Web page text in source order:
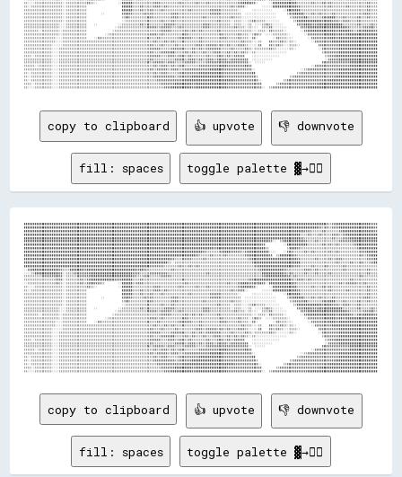
▒▒░░░░▒▒▒▒▒▒▒▒▒▒▒▒▒▒▒▒░░▒▒▒▒▒▒▒▒▒▒▒▒▓▓▒▒░░            ░░██████▒▒▒▒▒▒▒▒▒▒▒▒▓▓▓▓▒▒▒▒▒▒▒▒▒▒▓▓▒▒▒▒▒▒▒▒▓▓▒▒▒▒▓▓▒▒▒▒▒▒▒▒▒▒▒▒▒▒▒▒▓▓██████▓▓░░      ░░██████████████▒▒▒▒▒▒▒▒▓▓▒▒▒▒▓▓▒▒▓▓▒▒▒▒▒▒▒▒▒▒▒▒▒▒▒▒▒▒▒▒▓▓▒▒▒▒
▒▒░░▒▒▒▒▒▒▒▒▒▒▒▒▒▒▒▒▒▒░░▒▒▒▒▒▒▒▒▒▒▒▒                    ██████▒▒▒▒▓▓▒▒▒▒▒▒▓▓▓▓▒▒▓▓▒▒▒▒▒▒▒▒▒▒▒▒▒▒▒▒▒▒▒▒▒▒▒▒▒▒▒▒▒▒▒▒▒▒▒▒▓▓▒▒▓▓▓▓░░        ░░░░░░██████████████▓▓▒▒▒▒▒▒▒▒▒▒▒▒▒▒▒▒▓▓▒▒▒▒▒▒▒▒▓▓▒▒▒▒▒▒▒▒▒▒▓▓▒▒▒▒
▒▒▒▒▒▒▒▒▒▒▒▒▒▒▒▒▒▒▒▒▒▒░░▒▒▒▒▒▒▒▒▒▒▒▒                    ██████▒▒▒▒▓▓▒▒▒▒▓▓▒▒▒▒▓▓▒▒▒▒▒▒▒▒▒▒▒▒▒▒▓▓▒▒▒▒▒▒▒▒▒▒▓▓▓▓▓▓▒▒▒▒▒▒▒▒▒▒░░      ░░░░░░░░░░░░      ░░████████▒▒▒▒▒▒▒▒▒▒▒▒▒▒▒▒▒▒▒▒▒▒▒▒▒▒▒▒▒▒▒▒▒▒▒▒▒▒▓▓▒▒▒▒
▒▒▒▒▒▒▒▒▒▒▒▒▒▒▒▒▒▒▒▒▒▒░░▒▒▒▒▒▒▒▒▒▒▒▒        ░░          ▓▓██▓▓▒▒▒▒▒▒▓▓▒▒▓▓▒▒▒▒▒▒▒▒▒▒▓▓▓▓▒▒▒▒▒▒▒▒▒▒▒▒▒▒▒▒▒▒▓▓▓▓▓▓▒▒▒▒▒▒▒▒▒▒▒▒  ░░░░░░░░░░░░░░░░░░      ▒▒▓▓██████▒▒▒▒▓▓▒▒▓▓▒▒▒▒▒▒▓▓▒▒▒▒▒▒▒▒▒▒▒▒▒▒▒▒▓▓▓▓▒▒▒▒
▒▒▒▒▒▒▒▒▒▒▒▒▒▒▒▒▒▒▒▒▒▒░░▒▒▒▒▒▒▒▒▒▒▒▒                    ▒▒██▒▒▒▒▒▒▒▒▒▒▓▓▓▓▒▒▒▒▒▒▒▒▒▒▓▓▓▓▒▒▒▒▒▒▒▒▒▒▒▒▒▒▓▓▒▒▒▒▒▒▒▒▒▒▒▒▒▒▓▓▒▒▒▒░░░░░░░░░░░░░░░░░░░░        ▒▒▓▓▓▓▓▓██▒▒▒▒▒▒▒▒▓▓▓▓████▒▒▒▒▓▓▒▒▒▒▒▒▓▓▒▒▒▒▓▓▒▒▒▒
▒▒▒▒▒▒▒▒▒▒▒▒▒▒▒▒▒▒▒▒▒▒░░▒▒▒▒▒▒▒▒▒▒▒▒                    ░░▒▒▒▒▒▒▒▒▒▒▒▒▓▓▒▒▒▒▒▒▓▓▒▒▒▒▓▓▒▒▒▒▒▒▒▒▒▒▒▒▒▒▒▒▒▒▒▒▒▒▒▒▓▓▒▒▒▒▒▒░░▒▒▒▒░░░░▒▒▓▓▒▒▒▒▒▒░░░░░░░░        ▒▒██████████████▓▓████▓▓▓▓▒▒▓▓▓▓▒▒▒▒▓▓▒▒▒▒▒▒▒▒▒▒
▒▒▒▒▒▒▒▒▒▒▒▒▒▒▒▒▒▒▒▒░░░░▒▒▒▒▒▒▒▒▒▒▒▒    ░░            ░░▒▒▒▒▒▒▒▒▒▒▓▓▒▒▓▓▒▒▒▒▒▒▒▒▓▓▓▓▓▓▒▒▒▒▒▒▒▒▒▒▒▒▒▒▒▒▓▓▓▓▒▒▒▒▒▒▒▒▒▒▒▒░░▒▒▒▒░░░░▒▒  ░░░░▒▒▓▓▒▒░░░░░░        ▓▓▓▓████▓▓▓▓██▓▓██████████▒▒▒▒▒▒▒▒▓▓▒▒▒▒▒▒▓▓▒▒
▒▒▒▒▒▒▒▒▒▒▒▒▒▒▒▒▒▒▒▒░░░░▒▒▒▒▒▒▒▒▒▒▒▒                ░░▒▒▒▒▒▒▒▒▒▒▒▒▒▒▒▒▓▓▓▓▓▓▒▒▓▓▓▓▓▓▒▒▒▒▓▓▒▒▒▒▒▒▒▒▒▒▒▒▓▓▓▓▒▒▒▒▒▒▒▒▒▒▒▒▒▒▓▓▒▒▒▒░░▒▒░░░░  ▒▒▒▒▓▓░░░░░░░░        ▓▓▓▓██████████████████████▓▓▒▒▒▒▒▒▒▒▓▓▓▓██▒▒
▒▒▒▒▒▒▒▒░░▒▒▒▒▒▒▒▒▒▒░░▒▒▒▒▒▒▒▒▒▒▒▒▒▒              ░░▒▒▒▒▒▒▒▒▒▒▒▒▒▒▒▒▒▒▒▒▒▒▒▒▒▒▓▓▓▓▓▓▒▒▒▒▒▒▒▒▓▓▒▒▓▓▒▒▓▓▒▒▒▒▒▒▒▒▓▓▒▒▒▒▒▒▒▒▒▒▒▒▒▒▒▒▒▒░░░░▒▒▒▒░░▓▓▒▒▒▒▒▒░░        ░░▓▓████████████████▓▓██████▓▓▒▒▓▓▓▓██████▓▓
▒▒▒▒▒▒▒▒▒▒▒▒▒▒▒▒▒▒▒▒░░▒▒▒▒▒▒▒▒▒▒▒▒▒▒          ░░▒▒▒▒▒▒▒▒▒▒▒▒▒▒▒▒▒▒▒▒▒▒▒▒▓▓▓▓▒▒▓▓▒▒▒▒▒▒▒▒▒▒▓▓▓▓▒▒▒▒▒▒▒▒▒▒▒▒▒▒▒▒▒▒▓▓▒▒▒▒▒▒▒▒▓▓▒▒▒▒░░▒▒▓▓▒▒  ░░░░▒▒▒▒▒▒▒▒░░        ░░▓▓▓▓▓▓▓▓▓▓██████▓▓██▓▓██████████████████
▒▒▒▒▒▒▒▒▒▒▒▒▒▒▒▒▒▒░░░░▒▒▒▒▒▒▒▒▒▒▒▒▒▒    ░░▓▓▒▒▒▒▒▒▒▒▒▒▒▒▒▒▒▒▒▒▒▒▒▒▒▒▒▒▓▓▒▒▒▒▓▓▒▒▒▒▒▒▒▒▒▒▓▓▓▓▓▓▓▓▒▒▒▒▓▓▒▒▒▒▒▒▒▒▒▒▓▓▓▓▒▒▒▒▒▒▓▓▒▒▒▒░░▓▓░░        ░░▓▓▒▒▒▒░░░░        ░░▓▓▓▓▓▓▓▓▓▓████▓▓██████████████████████
▒▒▒▒▒▒▒▒▒▒▒▒▒▒▒▒▒▒░░░░▒▒▒▒▒▒▒▒▒▒▒▒▒▒▒▒▒▒▒▒▒▒▒▒▒▒▒▒▒▒▒▒▒▒▒▒▒▒▒▒▒▒▒▒▒▒▒▒▒▒▒▒▓▓▒▒▒▒▓▓▒▒▓▓▒▒▒▒▓▓▒▒▒▒▒▒▒▒▓▓▒▒▒▒▒▒▒▒▒▒▒▒▒▒▒▒▒▒▒▒▒▒▓▓▒▒▒▒░░░░▒▒    ▓▓▒▒▒▒▓▓▒▒░░▒▒░░        ░░▓▓▓▓▓▓▓▓▓▓██████████████████████████
▒▒▒▒▒▒▒▒▒▒▒▒▒▒▒▒░░░░░░▒▒▒▒▒▒▒▒▒▒▒▒▒▒▒▒▒▒▒▒▒▒▒▒▒▒▒▒▒▒▒▒▒▒▒▒▒▒▒▒▒▒▒▒▒▒▒▒▒▒▓▓▒▒▒▒▓▓▒▒▒▒▒▒▓▓▒▒▒▒▒▒▒▒▒▒▓▓▓▓▒▒▓▓▓▓▓▓▒▒▓▓▒▒▓▓▒▒▒▒▓▓▓▓▒▒░░░░░░▓▓    ▓▓▒▒▓▓▒▒░░░░▒▒▒▒░░          ▓▓▓▓▓▓▓▓▓▓▓▓██████████████████████
▒▒▒▒▒▒▒▒▒▒▒▒▒▒▒▒░░░░▒▒▒▒▒▒▒▒▒▒▒▒▒▒▒▒▒▒▒▒▒▒▒▒▒▒▒▒▒▒▒▒▒▒▒▒▒▒▒▒▒▒▒▒▒▒▒▒▒▒▒▒▓▓▓▓▓▓▒▒▒▒▒▒▓▓▓▓▓▓▓▓▒▒▒▒▓▓▒▒▓▓▒▒▓▓▓▓▓▓▓▓▒▒▒▒▒▒▓▓▒▒▒▒▒▒▓▓▒▒░░▒▒▒▒▒▒▒▒▓▓▒▒░░░░░░░░▒▒░░            ░░▓▓▓▓▓▓▓▓▓▓██████████████████████
▒▒▒▒▒▒▒▒▒▒▒▒▒▒▒▒░░░░▒▒▒▒▒▒▒▒▒▒▒▒▒▒▒▒▒▒▒▒▒▒▒▒▒▒▒▒▒▒▒▒▒▒▒▒▒▒▒▒▒▒▒▒▒▒▒▒▒▒▒▒▓▓▒▒▒▒▓▓▓▓▓▓██▒▒▒▒▒▒▓▓▒▒▓▓▒▒▒▒▓▓▒▒▒▒▓▓▓▓▒▒▒▒▓▓▒▒▓▓▒▒▓▓▒▒░░▒▒░░░░░░░░░░░░░░░░░░                    ▒▒▓▓▓▓▓▓▓▓██████████████████████
▒▒▒▒░░▒▒▒▒▒▒▒▒▒▒░░░░▒▒▒▒▒▒▒▒▒▒▒▒▒▒▒▒▒▒▒▒▒▒▒▒▒▒▒▒▒▒▒▒▒▒▒▒▒▒▒▒▒▒▒▒▒▒▒▒▒▒▒▒▓▓▓▓▓▓▒▒▒▒▓▓▓▓▒▒▓▓▓▓▒▒▓▓▒▒▒▒▒▒▒▒▓▓▒▒▒▒▓▓▓▓▒▒▓▓▒▒▓▓▓▓▓▓    ░░░░░░░░░░░░░░░░                          ▒▒▓▓▓▓████████████████████████
▒▒▒▒▒▒▒▒▒▒▒▒▒▒▒▒░░░░▒▒▒▒▒▒▒▒▒▒▒▒▒▒▒▒▒▒▒▒▒▒▒▒▒▒▒▒▒▒▒▒▒▒▒▒▒▒▒▒▒▒▒▒▒▒▒▒▒▒▒▒▓▓▒▒▒▒▒▒▒▒▒▒▒▒▓▓▓▓▓▓▒▒▓▓▓▓▒▒▓▓▒▒▓▓▓▓▒▒▓▓▓▓▓▓▒▒▓▓▓▓▓▓▓▓▓▓  ░░░░░░░░░░░░                              ░░▓▓▓▓▓▓██████████████████████
▒▒▒▒▒▒▒▒▒▒▒▒▒▒▒▒░░░░▒▒▒▒▒▒▒▒▒▒▒▒▒▒▒▒▒▒▒▒▒▒▒▒▒▒▒▒▒▒▒▒▒▒▒▒▒▒▒▒▒▒▒▒▒▒▒▒▒▒▓▓▒▒▓▓▓▓▓▓▒▒▓▓▓▓▒▒▒▒▒▒▓▓▓▓▓▓▒▒▒▒▒▒▓▓▓▓▓▓▓▓▓▓▓▓▓▓▓▓▓▓▓▓▓▓▓▓░░  ░░░░░░                                ▓▓▓▓▓▓▓▓▓▓▓▓▓▓▓▓████████████████
▒▒▒▒▒▒░░▒▒▒▒▒▒▒▒░░░░▒▒▒▒▒▒▒▒▒▒▒▒▒▒▒▒▒▒▒▒▒▒▒▒▒▒▒▒▒▒▒▒▒▒▒▒▒▒▒▒▒▒▒▒▒▒▒▒▒▒▒▒▒▒▓▓▒▒▓▓▓▓▒▒▓▓▒▒▓▓▓▓▒▒▒▒▒▒▒▒▓▓▓▓▓▓▓▓▓▓▓▓████▓▓▓▓▓▓▓▓▓▓██▓▓                                  ░░▓▓▓▓▓▓▓▓▓▓▓▓▓▓▓▓▓▓▓▓████████████████
▒▒▒▒▒▒▒▒▒▒▒▒▒▒▒▒░░░░▒▒▒▒▒▒▒▒▒▒▒▒▒▒▒▒▒▒▒▒▒▒▒▒▒▒▒▒▒▒▒▒▒▒▒▒▒▒▒▒▒▒▒▒▒▒▒▒▒▒▒▒▓▓▒▒▓▓▓▓▓▓▒▒▓▓▓▓▒▒▒▒▓▓▓▓▓▓▓▓▓▓▓▓▓▓████████▓▓▓▓▓▓▓▓▓▓▓▓▓▓▓▓░░                          ░░▒▒▓▓▓▓▓▓▓▓▓▓▓▓▓▓▓▓▓▓██████████████████████
▒▒░░▒▒▒▒▒▒▒▒▒▒▒▒░░░░▒▒▒▒▒▒▒▒▒▒▒▒▒▒▒▒▒▒▒▒▒▒▒▒▒▒▒▒▒▒▒▒▒▒▒▒▒▒▒▒▒▒▒▒▒▒▒▒▒▒▒▒▒▒▓▓▒▒▓▓▓▓▒▒▒▒▒▒▓▓▓▓▓▓▓▓▓▓▓▓██████████████▓▓▓▓▓▓▓▓▓▓▓▓▓▓▓▓██                        ▒▒▓▓▓▓▓▓▓▓▓▓▓▓▓▓▓▓▓▓▓▓▓▓██████████████████████
▒▒░░▒▒▒▒▒▒▒▒▒▒▒▒░░░░▒▒▒▒▒▒▒▒▒▒▒▒▒▒▒▒▒▒▒▒▒▒▒▒▒▒▒▒▒▒▒▒▒▒▒▒▒▒▒▒▒▒▒▒▒▒▒▒▒▒▒▒▒▒▓▓▓▓▓▓▓▓▓▓▓▓▒▒▓▓▓▓▓▓▓▓██████████████████▓▓▓▓▓▓▓▓▓▓▓▓▓▓▓▓▓▓▒▒                  ▒▒▓▓▓▓▓▓▓▓▓▓▓▓▓▓▓▓▓▓▓▓▓▓▓▓████████████████████████
▒▒░░▒▒▒▒▒▒▒▒▒▒▒▒░░░░▒▒▒▒▒▒▒▒▒▒▒▒▒▒▒▒▒▒▒▒▒▒▒▒▒▒▒▒▒▒▒▒▒▒▒▒▒▒▒▒▒▒▒▒▒▒▒▒▒▒▒▒▒▒▒▒▓▓▓▓▓▓▓▓▓▓▓▓▓▓▓▓████████████████████████████▓▓▓▓▓▓▓▓▓▓▓▓▓▓░░            ▒▒▓▓▓▓▓▓▓▓▓▓▓▓▓▓▓▓▓▓▓▓▓▓▓▓████████████████████████████
▒▒▒▒░░▒▒▒▒▒▒▒▒▒▒░░░░▒▒▒▒▒▒▒▒▒▒▒▒▒▒▒▒▒▒▒▒▒▒▒▒▒▒▒▒▒▒▒▒▒▒▒▒▒▒▒▒▒▒▒▒▒▒▒▒▒▒▒▒▒▒▒▒▒▒▓▓▓▓▓▓▓▓██████████▓▓██████████████████▓▓▓▓▓▓▓▓▓▓▓▓▓▓▓▓▓▓▓▓        ▒▒▓▓▓▓▓▓▓▓▓▓▓▓▓▓▓▓▓▓▓▓▓▓██████████████████████████████████
copy to clipboard 👍 upvote 👎 downvote
fill: spaces toggle palette ▓→✊🏽
████████████████████████████████████████████████████████████████████████████████████████████████████████████████████████████████████████████████████████████████████████████▓▓▒▒▓▓████████████████████▓▓▓▓
████████████████████████████████████████████████████████████████████████████████████████████████████████████████████████████████████████████████████████████████████████▓▓▒▒▓▓▒▒▓▓▓▓████████████████████▓▓
████████████████████████████████████████████████████████████████████████████████████████████████████████████████████████████████████████████████████████████████▓▓▓▓▒▒▒▒▒▒▓▓▒▒▒▒▒▒▒▒▓▓██████████████████▓▓
██████████████████████████████████████████████████████████████████████████████████████████████████████████████████████████████████████████████████████████████▒▒▒▒▓▓▒▒▒▒▓▓▒▒▒▒▒▒▓▓▓▓▒▒▓▓██████████████████
██████████████████████████████████████████████████████████████████████████████████████████████████████████████████████████████████████████████████████████████▓▓▒▒▒▒▒▒▒▒▒▒▒▒▒▒▒▒▓▓▒▒▒▒▓▓▓▓████████████████
████████████████████████████████████████████████████████████████████████████████████████████████████████████████████████████████████████████▓▓░░  ▒▒████████████▓▓▒▒▒▒▓▓▒▒▒▒▒▒▒▒▒▒▒▒▓▓▓▓▓▓▓▓██████████████
████████████████████████████████████████████████████████████████████████████████████████████████████████████████████████████████████████▓▓          ░░████████████▒▒▒▒▒▒▒▒▓▓▒▒▓▓▒▒▓▓▒▒▒▒▒▒▒▒▓▓████████████
████████████████████████████████████████████████████████████████████████████████████████████████████████████▓▓████████████████████████████▒▒          ▒▒████▓▓▒▒▒▒▒▒▒▒▒▒▒▒▒▒▒▒▒▒▒▒▒▒▒▒▒▒▒▒▒▒▒▒▓▓██████████
██████████████████████████████████████████████████████████████████████████████████████████████████████▓▓▒▒▒▒▒▒▒▒▓▓████▓▓▓▓▓▓▒▒▓▓████████████░░░░    ░░▓▓▓▓▒▒▒▒▒▒▓▓▒▒▓▓▒▒▒▒▒▒▒▒▓▓▒▒▓▓▒▒▒▒▒▒▒▒▒▒▒▒▓▓▓▓██████
██████████████████████████████████████████████████████████████████████████████████████████████████▓▓▒▒▒▒▒▒▓▓▒▒▒▒▒▒▓▓▒▒▒▒▒▒▒▒▒▒▓▓████████████▓▓  ▒▒████████▓▓▒▒▒▒▒▒▒▒▒▒▒▒▒▒▒▒▒▒▒▒▒▒▒▒▒▒▒▒▒▒▒▒▒▒▒▒▓▓▒▒▓▓████
████████████████████████████████████████████████████████████████████████████████████▓▓▒▒▒▒▓▓▓▓▓▓▒▒▒▒▒▒▓▓▒▒▒▒▒▒▒▒▒▒▒▒▒▒▒▒▒▒▒▒▒▒▒▒▓▓██████████████████████████▓▓▒▒▒▒▒▒▒▒▓▓▒▒▒▒▒▒▓▓▒▒▓▓▓▓▒▒▒▒▒▒▒▒▒▒▒▒▒▒▓▓▓▓██
██████████████████████████████████████████████████████████████████████████████████▒▒░░▒▒▒▒▒▒▒▒▒▒▒▒▒▒▒▒▒▒▒▒▒▒▒▒▒▒▒▒▒▒▒▒▒▒▒▒▒▒▒▒▒▒▒▒▓▓██████████████████████████▒▒▒▒▒▒▒▒▒▒▒▒▒▒▒▒▒▒▒▒▓▓▒▒▒▒▒▒▓▓▒▒▒▒▓▓▒▒▒▒▓▓██
████████████████████████████████████████████████████████████████████████▓▓▓▓▓▓▓▓▒▒▒▒▒▒▒▒▓▓▒▒▒▒▓▓▒▒▓▓▒▒▒▒▒▒▒▒▒▒▒▒▒▒▒▒▒▒▒▒▒▒▒▒▒▒▒▒▒▒▒▒▓▓████████████████████▓▓▓▓▒▒▒▒▒▒▓▓▒▒▒▒▒▒▓▓▒▒▒▒▒▒▒▒▓▓▒▒▒▒▒▒▒▒▒▒▒▒▒▒▒▒▒▒
░░▓▓████████████████▓▓▒▒▒▒████████▓▓████████████████████████████▓▓██▓▓▒▒▒▒▒▒▒▒▒▒▒▒▒▒▓▓▒▒▒▒▒▒▒▒▒▒▒▒▒▒▒▒▒▒▒▒▒▒▒▒▒▒▒▒▒▒▒▒▒▒▒▒▒▒▒▒▒▒▒▒▒▒▒▒▓▓████████████▓▓▒▒▒▒▒▒▒▒▒▒▓▓▓▓▒▒▓▓▒▒▒▒▒▒▒▒▒▒▒▒▒▒▓▓▒▒▒▒▒▒▒▒▒▒▒▒▓▓▒▒▒▒
░░░░▒▒██████████████▓▓░░▒▒▒▒▓▓▓▓▓▓▓▓▓▓████████████████████████▓▓▓▓▒▒▒▒▒▒▓▓▓▓▓▓▓▓▓▓▒▒▒▒▒▒▒▒▒▒▒▒▒▒▒▒▒▒▒▒▒▒▓▓▒▒▒▒▒▒▒▒▒▒▒▒▒▒▒▒▒▒▒▒▒▒▒▒▒▒▒▒▒▒████████████▓▓▒▒▓▓▒▒▒▒▒▒▓▓▒▒▒▒▓▓▒▒▒▒▒▒▓▓▒▒▒▒▒▒▒▒▒▒▒▒▒▒▒▒▒▒▒▒▓▓▒▒▒▒
▒▒▒▒▒▒▒▒▒▒▓▓▓▓▓▓▓▓██▓▓░░▒▒▒▒▒▒▓▓▓▓▓▓▓▓████████████████████████▓▓▒▒▒▒▓▓▓▓▒▒▒▒▒▒▓▓▓▓▓▓▒▒▒▒▒▒▒▒▒▒▒▒▒▒▒▒▒▒▒▒▒▒▒▒▒▒▒▒▒▒▒▒▒▒▒▒▒▒▒▒▒▒▒▒▒▒▒▒▒▒▒▒▓▓████████████▓▓▒▒▓▓▒▒▒▒▒▒▒▒▒▒▒▒▒▒▒▒▒▒▒▒▒▒▒▒▒▒▒▒▒▒▒▒▒▒▒▒▓▓▒▒▒▒▒▒▒▒
▒▒▒▒▒▒▒▒▒▒▒▒▒▒▒▒▒▒▓▓▓▓░░▒▒▒▒▒▒▒▒▓▓▒▒▓▓████████████▓▓▓▓▓▓██████▒▒▒▒▓▓▒▒▒▒▒▒▒▒▒▒▒▒▒▒▒▒▒▒▒▒▒▒▓▓▒▒▒▒▒▒▒▒▒▒▒▒▒▒▒▒▒▒▒▒▒▒▒▒▒▒▒▒▒▒▒▒▒▒▒▒▓▓▓▓████████████████████▓▓▒▒▓▓▓▓▒▒▓▓▒▒▒▒▒▒▒▒▒▒▒▒▒▒▒▒▒▒▒▒▒▒▓▓▒▒▒▒▒▒▒▒▒▒▒▒▒▒
░░▒▒▒▒▒▒▒▒▒▒▒▒▒▒▒▒▓▓▒▒░░▒▒▒▒▒▒▒▒▓▓▒▒▓▓██▓▓▓▓▒▒        ░░██████▒▒▓▓▓▓▒▒▒▒▒▒▒▒▒▒▒▒▒▒▒▒▒▒▒▒▒▒▒▒▓▓▒▒▒▒▒▒▒▒▒▒▒▒▒▒▒▒▒▒▒▒▒▒▓▓▒▒▒▒▓▓████▓▓▓▓▓▓██▓▓░░██████████████▓▓▒▒▒▒▒▒▒▒▒▒▒▒▒▒▒▒▒▒▒▒▒▒▒▒▓▓▒▒▓▓▓▓▓▓▒▒▒▒▓▓▒▒▒▒▒▒
▒▒░░░░▒▒▒▒▒▒▒▒▒▒▒▒▒▒▒▒░░▒▒▒▒▒▒▒▒▒▒▒▒▓▓▒▒░░            ░░██████▒▒▒▒▒▒▒▒▒▒▒▒▓▓▓▓▒▒▒▒▒▒▒▒▒▒▓▓▒▒▒▒▒▒▒▒▓▓▒▒▒▒▓▓▒▒▒▒▒▒▒▒▒▒▒▒▒▒▒▒▓▓██████▓▓░░      ░░██████████████▒▒▒▒▒▒▒▒▓▓▒▒▒▒▓▓▒▒▓▓▒▒▒▒▒▒▒▒▒▒▒▒▒▒▒▒▒▒▒▒▓▓▒▒▒▒
▒▒░░▒▒▒▒▒▒▒▒▒▒▒▒▒▒▒▒▒▒░░▒▒▒▒▒▒▒▒▒▒▒▒                    ██████▒▒▒▒▓▓▒▒▒▒▒▒▓▓▓▓▒▒▓▓▒▒▒▒▒▒▒▒▒▒▒▒▒▒▒▒▒▒▒▒▒▒▒▒▒▒▒▒▒▒▒▒▒▒▒▒▓▓▒▒▓▓▓▓░░        ░░░░░░██████████████▓▓▒▒▒▒▒▒▒▒▒▒▒▒▒▒▒▒▓▓▒▒▒▒▒▒▒▒▓▓▒▒▒▒▒▒▒▒▒▒▓▓▒▒▒▒
▒▒▒▒▒▒▒▒▒▒▒▒▒▒▒▒▒▒▒▒▒▒░░▒▒▒▒▒▒▒▒▒▒▒▒                    ██████▒▒▒▒▓▓▒▒▒▒▓▓▒▒▒▒▓▓▒▒▒▒▒▒▒▒▒▒▒▒▒▒▓▓▒▒▒▒▒▒▒▒▒▒▓▓▓▓▓▓▒▒▒▒▒▒▒▒▒▒░░      ░░░░░░░░░░░░      ░░████████▒▒▒▒▒▒▒▒▒▒▒▒▒▒▒▒▒▒▒▒▒▒▒▒▒▒▒▒▒▒▒▒▒▒▒▒▒▒▓▓▒▒▒▒
▒▒▒▒▒▒▒▒▒▒▒▒▒▒▒▒▒▒▒▒▒▒░░▒▒▒▒▒▒▒▒▒▒▒▒        ░░          ▓▓██▓▓▒▒▒▒▒▒▓▓▒▒▓▓▒▒▒▒▒▒▒▒▒▒▓▓▓▓▒▒▒▒▒▒▒▒▒▒▒▒▒▒▒▒▒▒▓▓▓▓▓▓▒▒▒▒▒▒▒▒▒▒▒▒  ░░░░░░░░░░░░░░░░░░      ▒▒▓▓██████▒▒▒▒▓▓▒▒▓▓▒▒▒▒▒▒▓▓▒▒▒▒▒▒▒▒▒▒▒▒▒▒▒▒▓▓▓▓▒▒▒▒
▒▒▒▒▒▒▒▒▒▒▒▒▒▒▒▒▒▒▒▒▒▒░░▒▒▒▒▒▒▒▒▒▒▒▒                    ▒▒██▒▒▒▒▒▒▒▒▒▒▓▓▓▓▒▒▒▒▒▒▒▒▒▒▓▓▓▓▒▒▒▒▒▒▒▒▒▒▒▒▒▒▓▓▒▒▒▒▒▒▒▒▒▒▒▒▒▒▓▓▒▒▒▒░░░░░░░░░░░░░░░░░░░░        ▒▒▓▓▓▓▓▓██▒▒▒▒▒▒▒▒▓▓▓▓████▒▒▒▒▓▓▒▒▒▒▒▒▓▓▒▒▒▒▓▓▒▒▒▒
▒▒▒▒▒▒▒▒▒▒▒▒▒▒▒▒▒▒▒▒▒▒░░▒▒▒▒▒▒▒▒▒▒▒▒                    ░░▒▒▒▒▒▒▒▒▒▒▒▒▓▓▒▒▒▒▒▒▓▓▒▒▒▒▓▓▒▒▒▒▒▒▒▒▒▒▒▒▒▒▒▒▒▒▒▒▒▒▒▒▓▓▒▒▒▒▒▒░░▒▒▒▒░░░░▒▒▓▓▒▒▒▒▒▒░░░░░░░░        ▒▒██████████████▓▓████▓▓▓▓▒▒▓▓▓▓▒▒▒▒▓▓▒▒▒▒▒▒▒▒▒▒
▒▒▒▒▒▒▒▒▒▒▒▒▒▒▒▒▒▒▒▒░░░░▒▒▒▒▒▒▒▒▒▒▒▒    ░░            ░░▒▒▒▒▒▒▒▒▒▒▓▓▒▒▓▓▒▒▒▒▒▒▒▒▓▓▓▓▓▓▒▒▒▒▒▒▒▒▒▒▒▒▒▒▒▒▓▓▓▓▒▒▒▒▒▒▒▒▒▒▒▒░░▒▒▒▒░░░░▒▒  ░░░░▒▒▓▓▒▒░░░░░░        ▓▓▓▓████▓▓▓▓██▓▓██████████▒▒▒▒▒▒▒▒▓▓▒▒▒▒▒▒▓▓▒▒
▒▒▒▒▒▒▒▒▒▒▒▒▒▒▒▒▒▒▒▒░░░░▒▒▒▒▒▒▒▒▒▒▒▒                ░░▒▒▒▒▒▒▒▒▒▒▒▒▒▒▒▒▓▓▓▓▓▓▒▒▓▓▓▓▓▓▒▒▒▒▓▓▒▒▒▒▒▒▒▒▒▒▒▒▓▓▓▓▒▒▒▒▒▒▒▒▒▒▒▒▒▒▓▓▒▒▒▒░░▒▒░░░░  ▒▒▒▒▓▓░░░░░░░░        ▓▓▓▓██████████████████████▓▓▒▒▒▒▒▒▒▒▓▓▓▓██▒▒
▒▒▒▒▒▒▒▒░░▒▒▒▒▒▒▒▒▒▒░░▒▒▒▒▒▒▒▒▒▒▒▒▒▒              ░░▒▒▒▒▒▒▒▒▒▒▒▒▒▒▒▒▒▒▒▒▒▒▒▒▒▒▓▓▓▓▓▓▒▒▒▒▒▒▒▒▓▓▒▒▓▓▒▒▓▓▒▒▒▒▒▒▒▒▓▓▒▒▒▒▒▒▒▒▒▒▒▒▒▒▒▒▒▒░░░░▒▒▒▒░░▓▓▒▒▒▒▒▒░░        ░░▓▓████████████████▓▓██████▓▓▒▒▓▓▓▓██████▓▓
▒▒▒▒▒▒▒▒▒▒▒▒▒▒▒▒▒▒▒▒░░▒▒▒▒▒▒▒▒▒▒▒▒▒▒          ░░▒▒▒▒▒▒▒▒▒▒▒▒▒▒▒▒▒▒▒▒▒▒▒▒▓▓▓▓▒▒▓▓▒▒▒▒▒▒▒▒▒▒▓▓▓▓▒▒▒▒▒▒▒▒▒▒▒▒▒▒▒▒▒▒▓▓▒▒▒▒▒▒▒▒▓▓▒▒▒▒░░▒▒▓▓▒▒  ░░░░▒▒▒▒▒▒▒▒░░        ░░▓▓▓▓▓▓▓▓▓▓██████▓▓██▓▓██████████████████
▒▒▒▒▒▒▒▒▒▒▒▒▒▒▒▒▒▒░░░░▒▒▒▒▒▒▒▒▒▒▒▒▒▒    ░░▓▓▒▒▒▒▒▒▒▒▒▒▒▒▒▒▒▒▒▒▒▒▒▒▒▒▒▒▓▓▒▒▒▒▓▓▒▒▒▒▒▒▒▒▒▒▓▓▓▓▓▓▓▓▒▒▒▒▓▓▒▒▒▒▒▒▒▒▒▒▓▓▓▓▒▒▒▒▒▒▓▓▒▒▒▒░░▓▓░░        ░░▓▓▒▒▒▒░░░░        ░░▓▓▓▓▓▓▓▓▓▓████▓▓██████████████████████
▒▒▒▒▒▒▒▒▒▒▒▒▒▒▒▒▒▒░░░░▒▒▒▒▒▒▒▒▒▒▒▒▒▒▒▒▒▒▒▒▒▒▒▒▒▒▒▒▒▒▒▒▒▒▒▒▒▒▒▒▒▒▒▒▒▒▒▒▒▒▒▒▓▓▒▒▒▒▓▓▒▒▓▓▒▒▒▒▓▓▒▒▒▒▒▒▒▒▓▓▒▒▒▒▒▒▒▒▒▒▒▒▒▒▒▒▒▒▒▒▒▒▓▓▒▒▒▒░░░░▒▒    ▓▓▒▒▒▒▓▓▒▒░░▒▒░░        ░░▓▓▓▓▓▓▓▓▓▓██████████████████████████
▒▒▒▒▒▒▒▒▒▒▒▒▒▒▒▒░░░░░░▒▒▒▒▒▒▒▒▒▒▒▒▒▒▒▒▒▒▒▒▒▒▒▒▒▒▒▒▒▒▒▒▒▒▒▒▒▒▒▒▒▒▒▒▒▒▒▒▒▒▓▓▒▒▒▒▓▓▒▒▒▒▒▒▓▓▒▒▒▒▒▒▒▒▒▒▓▓▓▓▒▒▓▓▓▓▓▓▒▒▓▓▒▒▓▓▒▒▒▒▓▓▓▓▒▒░░░░░░▓▓    ▓▓▒▒▓▓▒▒░░░░▒▒▒▒░░          ▓▓▓▓▓▓▓▓▓▓▓▓██████████████████████
▒▒▒▒▒▒▒▒▒▒▒▒▒▒▒▒░░░░▒▒▒▒▒▒▒▒▒▒▒▒▒▒▒▒▒▒▒▒▒▒▒▒▒▒▒▒▒▒▒▒▒▒▒▒▒▒▒▒▒▒▒▒▒▒▒▒▒▒▒▒▓▓▓▓▓▓▒▒▒▒▒▒▓▓▓▓▓▓▓▓▒▒▒▒▓▓▒▒▓▓▒▒▓▓▓▓▓▓▓▓▒▒▒▒▒▒▓▓▒▒▒▒▒▒▓▓▒▒░░▒▒▒▒▒▒▒▒▓▓▒▒░░░░░░░░▒▒░░            ░░▓▓▓▓▓▓▓▓▓▓██████████████████████
▒▒▒▒▒▒▒▒▒▒▒▒▒▒▒▒░░░░▒▒▒▒▒▒▒▒▒▒▒▒▒▒▒▒▒▒▒▒▒▒▒▒▒▒▒▒▒▒▒▒▒▒▒▒▒▒▒▒▒▒▒▒▒▒▒▒▒▒▒▒▓▓▒▒▒▒▓▓▓▓▓▓██▒▒▒▒▒▒▓▓▒▒▓▓▒▒▒▒▓▓▒▒▒▒▓▓▓▓▒▒▒▒▓▓▒▒▓▓▒▒▓▓▒▒░░▒▒░░░░░░░░░░░░░░░░░░                    ▒▒▓▓▓▓▓▓▓▓██████████████████████
▒▒▒▒░░▒▒▒▒▒▒▒▒▒▒░░░░▒▒▒▒▒▒▒▒▒▒▒▒▒▒▒▒▒▒▒▒▒▒▒▒▒▒▒▒▒▒▒▒▒▒▒▒▒▒▒▒▒▒▒▒▒▒▒▒▒▒▒▒▓▓▓▓▓▓▒▒▒▒▓▓▓▓▒▒▓▓▓▓▒▒▓▓▒▒▒▒▒▒▒▒▓▓▒▒▒▒▓▓▓▓▒▒▓▓▒▒▓▓▓▓▓▓    ░░░░░░░░░░░░░░░░                          ▒▒▓▓▓▓████████████████████████
▒▒▒▒▒▒▒▒▒▒▒▒▒▒▒▒░░░░▒▒▒▒▒▒▒▒▒▒▒▒▒▒▒▒▒▒▒▒▒▒▒▒▒▒▒▒▒▒▒▒▒▒▒▒▒▒▒▒▒▒▒▒▒▒▒▒▒▒▒▒▓▓▒▒▒▒▒▒▒▒▒▒▒▒▓▓▓▓▓▓▒▒▓▓▓▓▒▒▓▓▒▒▓▓▓▓▒▒▓▓▓▓▓▓▒▒▓▓▓▓▓▓▓▓▓▓  ░░░░░░░░░░░░                              ░░▓▓▓▓▓▓██████████████████████
▒▒▒▒▒▒▒▒▒▒▒▒▒▒▒▒░░░░▒▒▒▒▒▒▒▒▒▒▒▒▒▒▒▒▒▒▒▒▒▒▒▒▒▒▒▒▒▒▒▒▒▒▒▒▒▒▒▒▒▒▒▒▒▒▒▒▒▒▓▓▒▒▓▓▓▓▓▓▒▒▓▓▓▓▒▒▒▒▒▒▓▓▓▓▓▓▒▒▒▒▒▒▓▓▓▓▓▓▓▓▓▓▓▓▓▓▓▓▓▓▓▓▓▓▓▓░░  ░░░░░░                                ▓▓▓▓▓▓▓▓▓▓▓▓▓▓▓▓████████████████
▒▒▒▒▒▒░░▒▒▒▒▒▒▒▒░░░░▒▒▒▒▒▒▒▒▒▒▒▒▒▒▒▒▒▒▒▒▒▒▒▒▒▒▒▒▒▒▒▒▒▒▒▒▒▒▒▒▒▒▒▒▒▒▒▒▒▒▒▒▒▒▓▓▒▒▓▓▓▓▒▒▓▓▒▒▓▓▓▓▒▒▒▒▒▒▒▒▓▓▓▓▓▓▓▓▓▓▓▓████▓▓▓▓▓▓▓▓▓▓██▓▓                                  ░░▓▓▓▓▓▓▓▓▓▓▓▓▓▓▓▓▓▓▓▓████████████████
▒▒▒▒▒▒▒▒▒▒▒▒▒▒▒▒░░░░▒▒▒▒▒▒▒▒▒▒▒▒▒▒▒▒▒▒▒▒▒▒▒▒▒▒▒▒▒▒▒▒▒▒▒▒▒▒▒▒▒▒▒▒▒▒▒▒▒▒▒▒▓▓▒▒▓▓▓▓▓▓▒▒▓▓▓▓▒▒▒▒▓▓▓▓▓▓▓▓▓▓▓▓▓▓████████▓▓▓▓▓▓▓▓▓▓▓▓▓▓▓▓░░                          ░░▒▒▓▓▓▓▓▓▓▓▓▓▓▓▓▓▓▓▓▓██████████████████████
▒▒░░▒▒▒▒▒▒▒▒▒▒▒▒░░░░▒▒▒▒▒▒▒▒▒▒▒▒▒▒▒▒▒▒▒▒▒▒▒▒▒▒▒▒▒▒▒▒▒▒▒▒▒▒▒▒▒▒▒▒▒▒▒▒▒▒▒▒▒▒▓▓▒▒▓▓▓▓▒▒▒▒▒▒▓▓▓▓▓▓▓▓▓▓▓▓██████████████▓▓▓▓▓▓▓▓▓▓▓▓▓▓▓▓██                        ▒▒▓▓▓▓▓▓▓▓▓▓▓▓▓▓▓▓▓▓▓▓▓▓██████████████████████
▒▒░░▒▒▒▒▒▒▒▒▒▒▒▒░░░░▒▒▒▒▒▒▒▒▒▒▒▒▒▒▒▒▒▒▒▒▒▒▒▒▒▒▒▒▒▒▒▒▒▒▒▒▒▒▒▒▒▒▒▒▒▒▒▒▒▒▒▒▒▒▓▓▓▓▓▓▓▓▓▓▓▓▒▒▓▓▓▓▓▓▓▓██████████████████▓▓▓▓▓▓▓▓▓▓▓▓▓▓▓▓▓▓▒▒                  ▒▒▓▓▓▓▓▓▓▓▓▓▓▓▓▓▓▓▓▓▓▓▓▓▓▓████████████████████████
▒▒░░▒▒▒▒▒▒▒▒▒▒▒▒░░░░▒▒▒▒▒▒▒▒▒▒▒▒▒▒▒▒▒▒▒▒▒▒▒▒▒▒▒▒▒▒▒▒▒▒▒▒▒▒▒▒▒▒▒▒▒▒▒▒▒▒▒▒▒▒▒▒▓▓▓▓▓▓▓▓▓▓▓▓▓▓▓▓████████████████████████████▓▓▓▓▓▓▓▓▓▓▓▓▓▓░░            ▒▒▓▓▓▓▓▓▓▓▓▓▓▓▓▓▓▓▓▓▓▓▓▓▓▓████████████████████████████
▒▒▒▒░░▒▒▒▒▒▒▒▒▒▒░░░░▒▒▒▒▒▒▒▒▒▒▒▒▒▒▒▒▒▒▒▒▒▒▒▒▒▒▒▒▒▒▒▒▒▒▒▒▒▒▒▒▒▒▒▒▒▒▒▒▒▒▒▒▒▒▒▒▒▒▓▓▓▓▓▓▓▓██████████▓▓██████████████████▓▓▓▓▓▓▓▓▓▓▓▓▓▓▓▓▓▓▓▓        ▒▒▓▓▓▓▓▓▓▓▓▓▓▓▓▓▓▓▓▓▓▓▓▓██████████████████████████████████
copy to clipboard 👍 upvote 👎 downvote
fill: spaces toggle palette ▓→✊🏽